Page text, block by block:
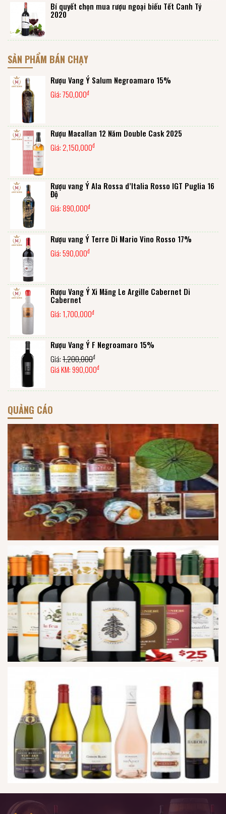
Bí quyết chọn mua rượu ngoại biếu Tết Canh Tý
2020
SẢN PHẨM BÁN CHẠY
Rượu Vang Ý Salum Negroamaro 15%
Giá:750,000đ
Rượu Macallan 12 Năm Double Cask 2025
Giá: 2,150,000đ
Rượu vang Ý Ala Rossa d’Italia Rosso IGT Puglia 16
Độ
Giá:890,000đ
Rượu vang Ý Terre Di Mario Vino Rosso 17%
Giá:590,000đ
Rượu Vang Ý Xi Măng Le Argille Cabernet Di
Cabernet
Giá: 1,700,000đ
Rượu Vang Ý F Negroamaro 15%
Giá:1,200,000đ
Giá KM:990,000đ
QUẢNG CÁO